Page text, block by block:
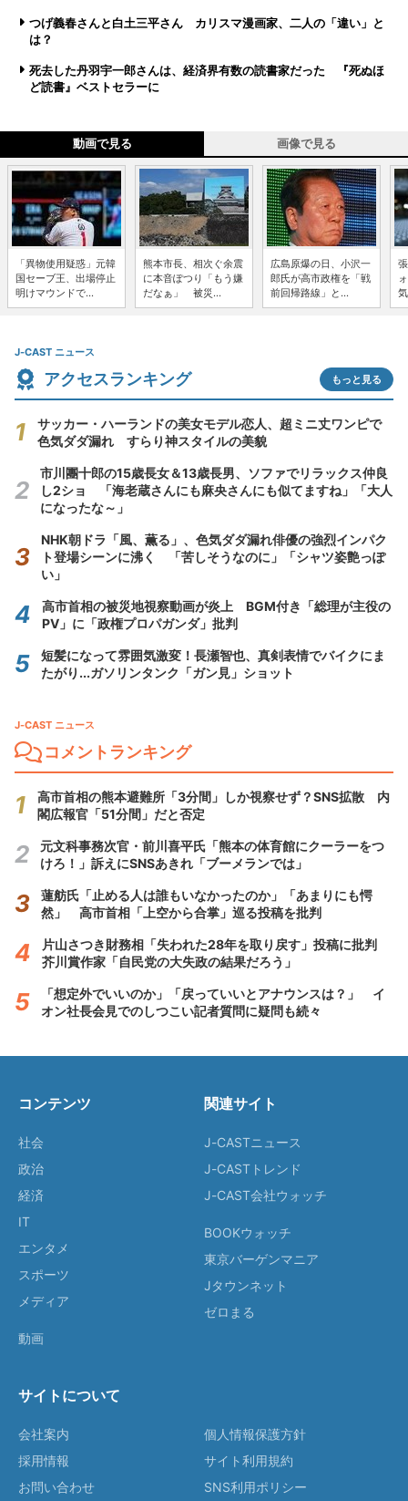
つげ義春さんと白土三平さん カリスマ漫画家、二人の「違い」と
は？
死去した丹羽宇一郎さんは、経済界有数の読書家だった 『死ぬほ
ど読書』ベストセラーに
動画で見る 画像で見る
「異物使用疑惑」元韓
国セーブ王、出場停止
明けマウンドで...
熊本市長、相次ぐ余震
に本音ぽつり「もう嫌
だなぁ」 被災...
広島原爆の日、小沢一
郎氏が高市政権を「戦
前回帰路線」と...
J-CAST ニュース
アクセスランキング もっと見る
サッカー・ハーランドの美女モデル恋人、超ミニ丈ワンピで
色気ダダ漏れ すらり神スタイルの美貌
市川團十郎の15歳長女＆13歳長男、ソファでリラックス仲良
し2ショ 「海老蔵さんにも麻央さんにも似てますね」「大人
になったな～」
NHK朝ドラ「風、薫る」、色気ダダ漏れ俳優の強烈インパク
ト登場シーンに沸く 「苦しそうなのに」「シャツ姿艶っぽ
い」
高市首相の被災地視察動画が炎上 BGM付き「総理が主役の
PV」に「政権プロパガンダ」批判
短髪になって雰囲気激変！長瀬智也、真剣表情でバイクにま
たがり...ガソリンタンク「ガン見」ショット
J-CAST ニュース
コメントランキング
高市首相の熊本避難所「3分間」しか視察せず？SNS拡散 内
閣広報官「51分間」だと否定
元文科事務次官・前川喜平氏「熊本の体育館にクーラーをつ
けろ！」訴えにSNSあきれ「ブーメランでは」
蓮舫氏「止める人は誰もいなかったのか」「あまりにも愕
然」 高市首相「上空から合掌」巡る投稿を批判
片山さつき財務相「失われた28年を取り戻す」投稿に批判
芥川賞作家「自民党の大失政の結果だろう」
「想定外でいいのか」「戻っていいとアナウンスは？」 イ
オン社長会見でのしつこい記者質問に疑問も続々
コンテンツ
社会
政治
経済
IT
エンタメ
スポーツ
メディア
動画
関連サイト
J-CASTニュース
J-CASTトレンド
J-CAST会社ウォッチ
BOOKウォッチ
東京バーゲンマニア
Jタウンネット
ゼロまる
サイトについて
会社案内
採用情報
お問い合わせ
個人情報保護方針
サイト利用規約
SNS利用ポリシー